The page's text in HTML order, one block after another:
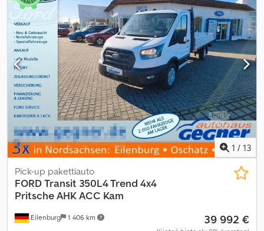
1 / 13
Eilenburg 1 406 km
Pick-up pakettiauto
FORDTransit 350L4 Trend 4x4
Pritsche AHK ACC Kam
39 992 €